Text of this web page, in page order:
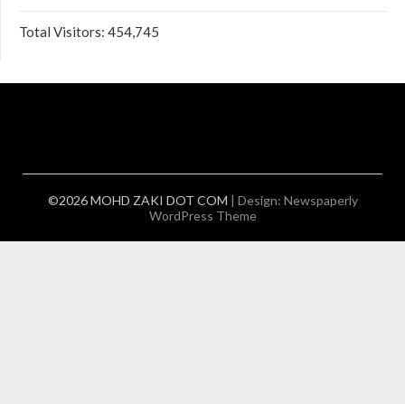
Total Visitors: 454,745
©2026 MOHD ZAKI DOT COM | Design: Newspaperly
WordPress Theme